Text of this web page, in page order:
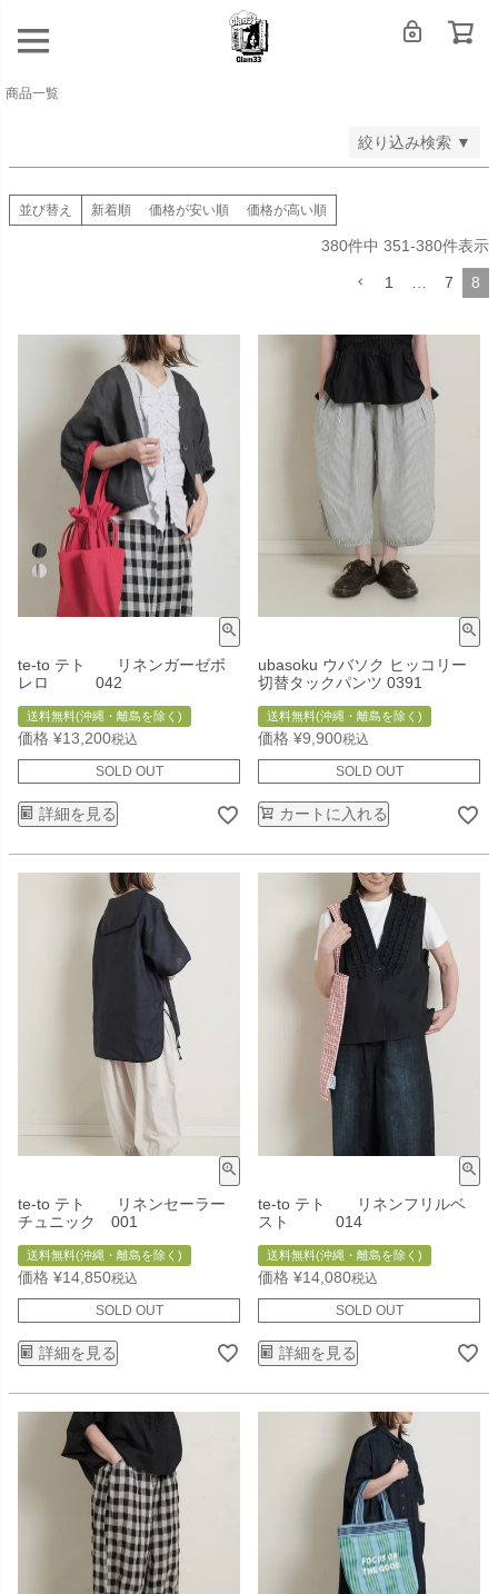
商品一覧
絞り込み検索 ▼
並び替え 新着順 価格が安い順 価格が高い順
380件中 351-380件表示
1 7 8
te-to テト リネンガーゼボ
レロ 042
送料無料(沖縄・離島を除く)
価格 ¥13,200税込
SOLD OUT
詳細を見る
ubasoku ウバソク ヒッコリー
切替タックパンツ 0391
送料無料(沖縄・離島を除く)
価格 ¥9,900税込
SOLD OUT
カートに入れる
te-to テト リネンセーラー
チュニック 001
送料無料(沖縄・離島を除く)
価格 ¥14,850税込
SOLD OUT
詳細を見る
te-to テト リネンフリルベ
スト 014
送料無料(沖縄・離島を除く)
価格 ¥14,080税込
SOLD OUT
詳細を見る